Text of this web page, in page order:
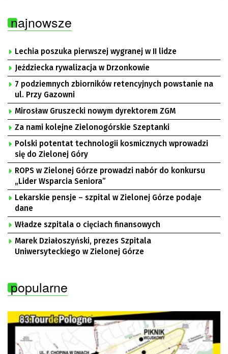
najnowsze
Lechia poszuka pierwszej wygranej w II lidze
Jeździecka rywalizacja w Drzonkowie
7 podziemnych zbiorników retencyjnych powstanie na
ul. Przy Gazowni
Mirosław Gruszecki nowym dyrektorem ZGM
Za nami kolejne Zielonogórskie Szeptanki
Polski potentat technologii kosmicznych wprowadzi
się do Zielonej Góry
ROPS w Zielonej Górze prowadzi nabór do konkursu
„Lider Wsparcia Seniora”
Lekarskie pensje – szpital w Zielonej Górze podaje
dane
Władze szpitala o cięciach finansowych
Marek Działoszyński, prezes Szpitala
Uniwersyteckiego w Zielonej Górze
popularne